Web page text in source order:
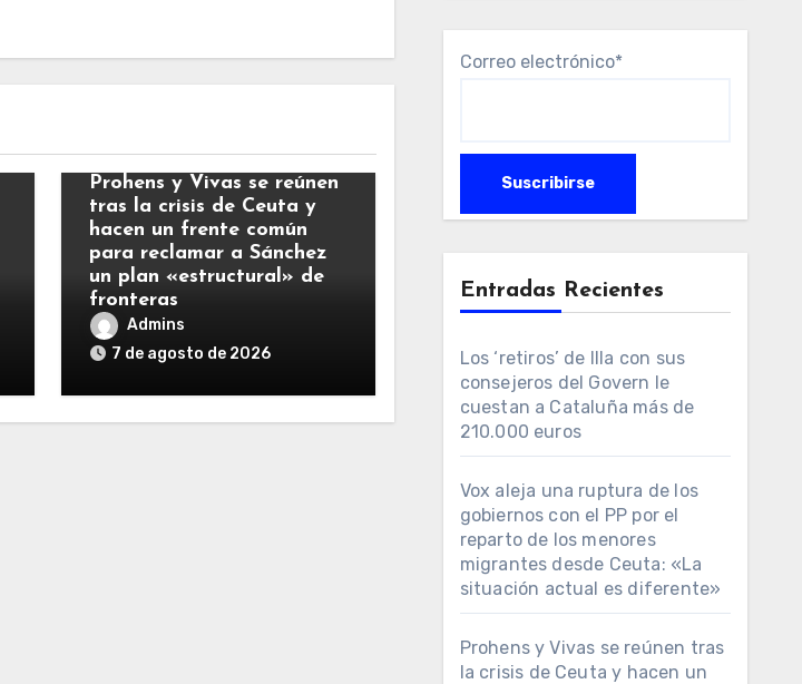
Prohens y Vivas se reúnen
tras la crisis de Ceuta y
hacen un frente común
para reclamar a Sánchez
un plan «estructural» de
fronteras
Admins
7 de agosto de 2026
Correo electrónico*
Entradas Recientes
Los ‘retiros’ de Illa con sus
consejeros del Govern le
cuestan a Cataluña más de
210.000 euros
Vox aleja una ruptura de los
gobiernos con el PP por el
reparto de los menores
migrantes desde Ceuta: «La
situación actual es diferente»
Prohens y Vivas se reúnen tras
la crisis de Ceuta y hacen un